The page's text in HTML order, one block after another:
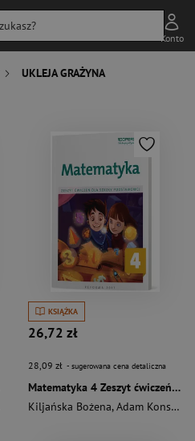
Konto
UKLEJA GRAŻYNA
,Kiljańska Bożena,
KSIĄŻKA
26,72 zł
28,09 zł - sugerowana cena detaliczna
Matematyka 4 Zeszyt ćwiczeń Szkoła podstawowa
Kiljańska Bożena,Adam Konstantynowicz